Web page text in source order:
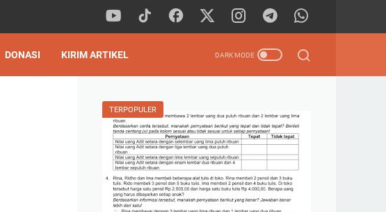
DONASI KIRIM ARTIKEL
TERPOPULER